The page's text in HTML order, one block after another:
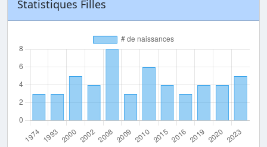
Statistiques Filles